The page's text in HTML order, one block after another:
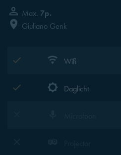
Max. 7p.
Giuliano Genk
Wifi
Daglicht